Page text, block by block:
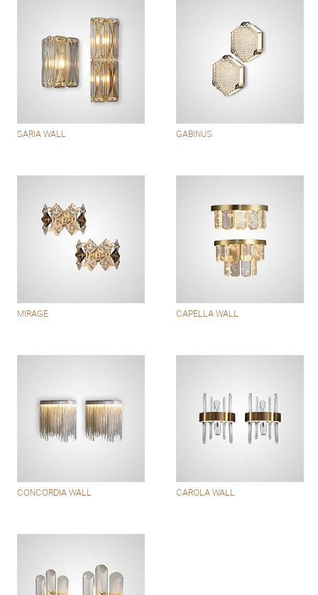
SARIA WALL GABINUS
MIRAGE CAPELLA WALL
CONCORDIA WALL CAROLA WALL